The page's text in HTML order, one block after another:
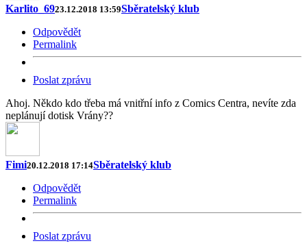
Karlito_6923.12.2018 13:59Sběratelský klub
Odpovědět
Permalink
Poslat zprávu
Ahoj. Někdo kdo třeba má vnitřní info z Comics Centra, nevíte zda
neplánují dotisk Vrány??
Fimi20.12.2018 17:14Sběratelský klub
Odpovědět
Permalink
Poslat zprávu